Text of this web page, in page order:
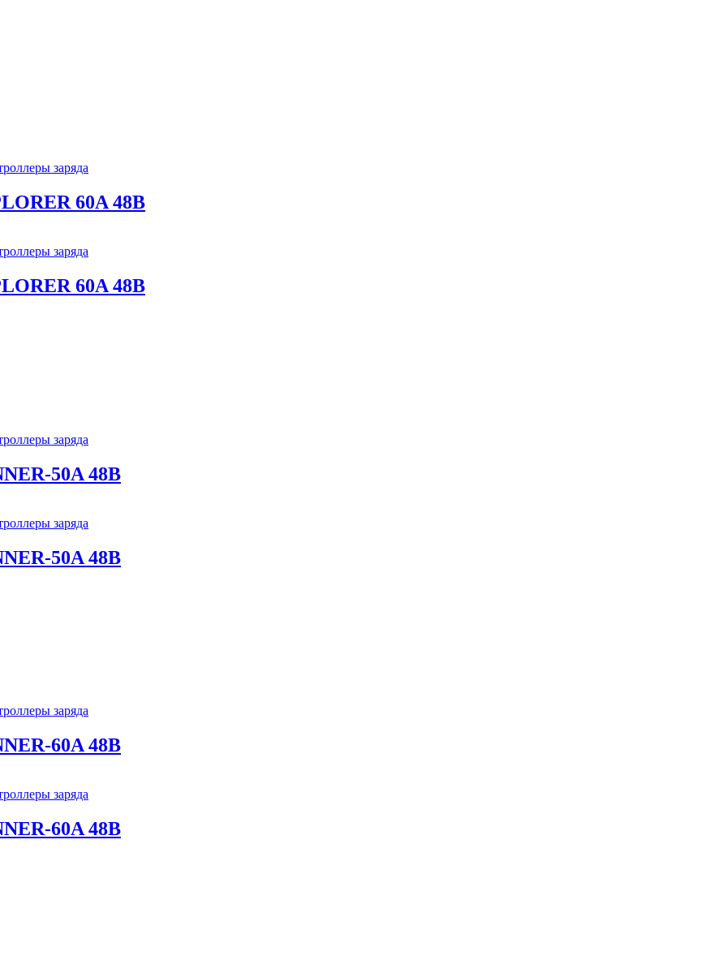
заряда
60A 48В
заряда
60A 48В
заряда
50A 48В
заряда
50A 48В
заряда
60A 48В
заряда
60A 48В